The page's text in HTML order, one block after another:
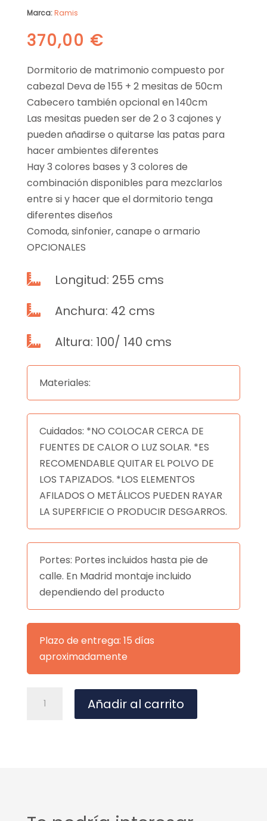
Marca:Ramis
370,00 €
Dormitorio de matrimonio compuesto por
cabezal Deva de 155 + 2 mesitas de 50cm
Cabecero también opcional en 140cm
Las mesitas pueden ser de 2 o 3 cajones y
pueden añadirse o quitarse las patas para
hacer ambientes diferentes
Hay 3 colores bases y 3 colores de
combinación disponibles para mezclarlos
entre si y hacer que el dormitorio tenga
diferentes diseños
Comoda, sinfonier, canape o armario
OPCIONALES
 Longitud: 255 cms
 Anchura: 42 cms
 Altura: 100/ 140 cms
Materiales:
Cuidados: *NO COLOCAR CERCA DE
FUENTES DE CALOR O LUZ SOLAR. *ES
RECOMENDABLE QUITAR EL POLVO DE
LOS TAPIZADOS. *LOS ELEMENTOS
AFILADOS O METÁLICOS PUEDEN RAYAR
LA SUPERFICIE O PRODUCIR DESGARROS.
Portes: Portes incluidos hasta pie de
calle. En Madrid montaje incluido
dependiendo del producto
Plazo de entrega: 15 días
aproximadamente
Dormitorio
Krono
Añadir al carrito